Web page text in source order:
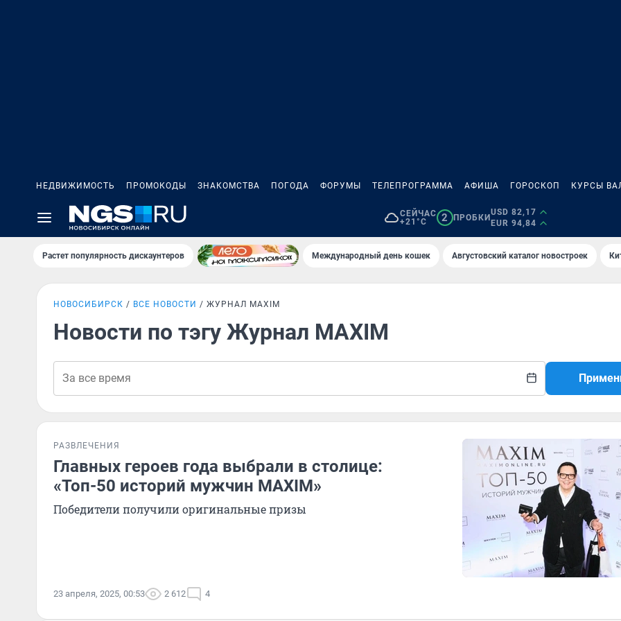
НЕДВИЖИМОСТЬ ПРОМОКОДЫ ЗНАКОМСТВА ПОГОДА ФОРУМЫ ТЕЛЕПРОГРАММА АФИША ГОРОСКОП КУРСЫ
СЕЙЧАС
+21°C
2 ПРОБКИ
USD 82,17
EUR 94,84
Растет популярность дискаунтеров Международный день кошек Августовский каталог новостроек
НОВОСИБИРСК ВСЕ НОВОСТИ ЖУРНАЛ MAXIM
Новости по тэгу Журнал MAXIM
РАЗВЛЕЧЕНИЯ
Главных героев года выбрали в столице:
«Топ-50 историй мужчин MAXIM»
Победители получили оригинальные призы
23 апреля, 2025, 00:53 2 612 4